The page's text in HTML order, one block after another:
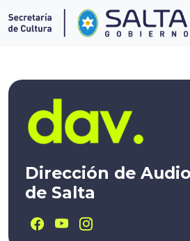
Dirección de
de Salta